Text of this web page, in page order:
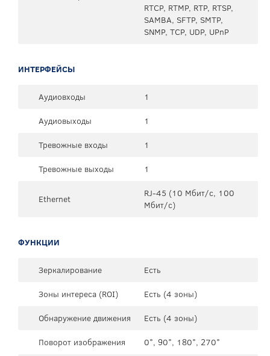
RTCP, RTMP, RTP, RTSP,
SAMBA, SFTP, SMTP,
SNMP, TCP, UDP, UPnP
ИНТЕРФЕЙСЫ
Аудиовходы
1
Аудиовыходы
1
Тревожные входы
1
Тревожные выходы
1
Ethernet
RJ-45 (10 Мбит/с, 100
Мбит/с)
ФУНКЦИИ
Зеркалирование
Есть
Зоны интереса (ROI)
Есть (4 зоны)
Обнаружение движения
Есть (4 зоны)
Поворот изображения
0°, 90°, 180°, 270°